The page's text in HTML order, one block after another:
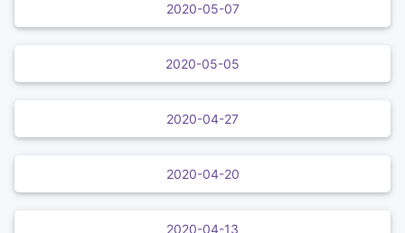
2020-05-07
2020-05-05
2020-04-27
2020-04-20
2020-04-13